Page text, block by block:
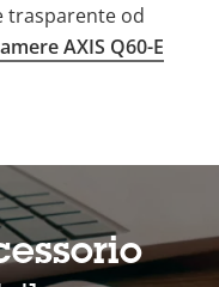
trasparente od
AXIS Q60-E